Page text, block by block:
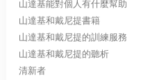
山達基能對個人有什麼幫助
山達基和戴尼提書籍
山達基和戴尼提的訓練服務
山達基和戴尼提的聽析
清新者